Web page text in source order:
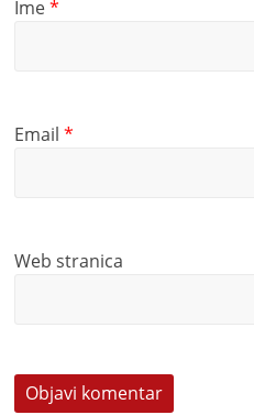
Ime*
Email*
Web stranica